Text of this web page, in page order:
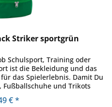
Striker sportgrün
Schulsport, Training oder
ist die Bekleidung und das
das Spielerlebnis. Damit Du
Fußballschuhe und Trikots
€ *